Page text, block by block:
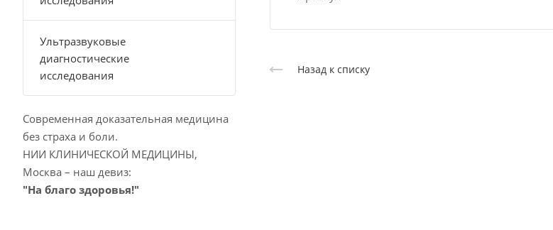
Назад к списку
Ультразвуковые
диагностические
исследования
Современная доказательная медицина
без страха и боли.
НИИ КЛИНИЧЕСКОЙ МЕДИЦИНЫ,
Москва – наш девиз:
"На благо здоровья!"